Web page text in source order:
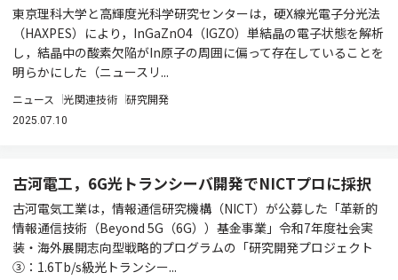
東京理科大学と高輝度光科学研究センターは，硬X線光電子分光法
（HAXPES）により，InGaZnO4（IGZO）単結晶の電子状態を解析
し，結晶中の酸素欠陥がIn原子の周囲に偏って存在していることを
明らかにした（ニュースリ...
ニュース 光関連技術 研究開発
2025.07.10
古河電工，6G光トランシーバ開発でNICTプロに採択
古河電気工業は，情報通信研究機構（NICT）が公募した「革新的
情報通信技術（Beyond 5G（6G））基金事業」令和7年度社会実
装・海外展開志向型戦略的プログラムの「研究開発プロジェクト
③：1.6Tb/s級光トランシー...